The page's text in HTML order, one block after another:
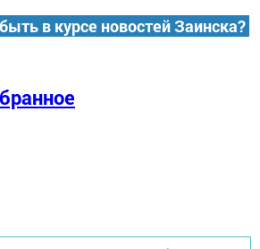
в курсе новостей Заинска?